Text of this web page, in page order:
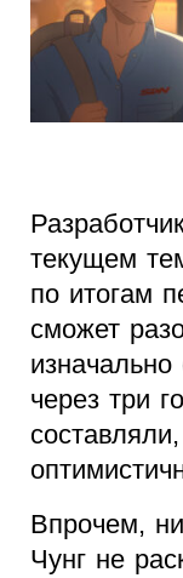
текущем
по итогам
сможет
через три
Впрочем,
Чунг не